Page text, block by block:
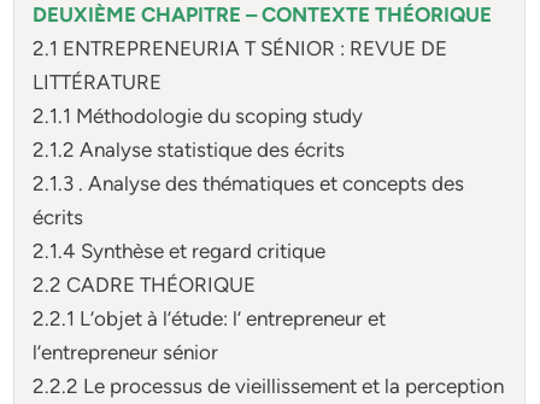
DEUXIÈME CHAPITRE – CONTEXTE THÉORIQUE
2.1 ENTREPRENEURIA T SÉNIOR : REVUE DE
LITTÉRATURE
2.1.1 Méthodologie du scoping study
2.1.2 Analyse statistique des écrits
2.1.3 . Analyse des thématiques et concepts des
écrits
2.1.4 Synthèse et regard critique
2.2 CADRE THÉORIQUE
2.2.1 L’objet à l’étude: l’ entrepreneur et
l’entrepreneur sénior
2.2.2 Le processus de vieillissement et la perception